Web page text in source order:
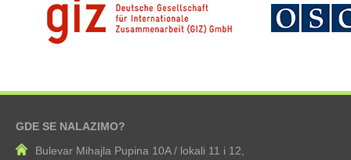
GDE SE NALAZIMO?
Bulevar Mihajla Pupina 10A / lokali 11 i 12,